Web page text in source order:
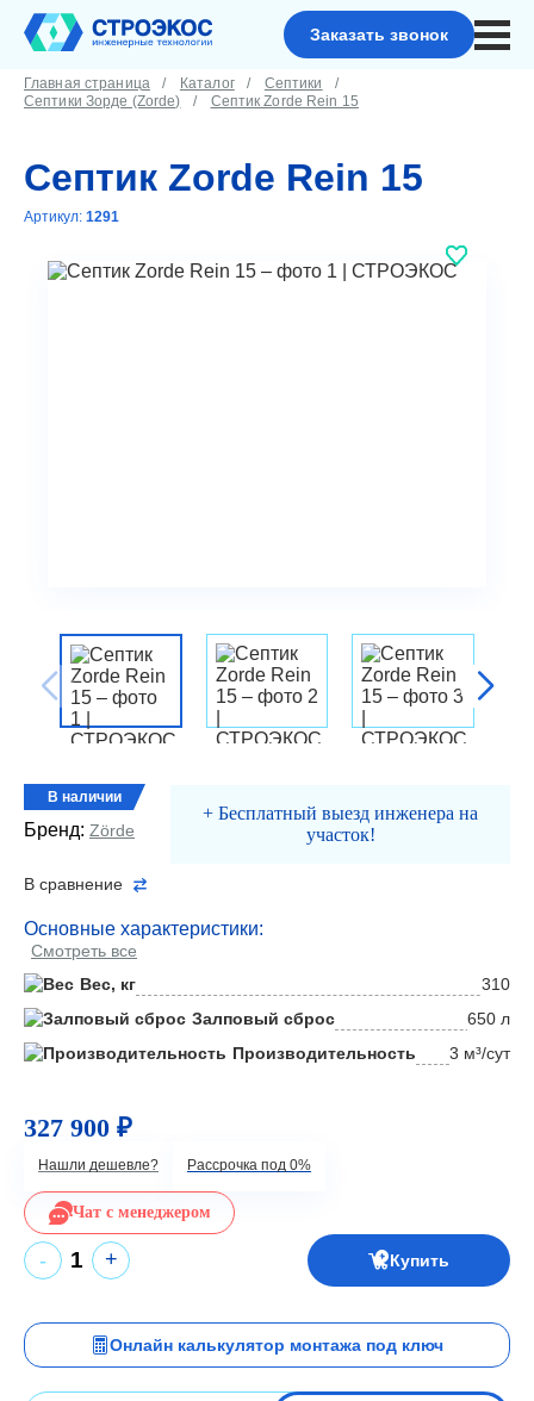
Заказать звонок
Главная страница Каталог
Септики
Септики Зорде (Zorde)
Септик Zorde Rein 15
Септик Zorde Rein 15
Артикул: 1291
В наличии
Бренд: Zörde
+ Бесплатный выезд инженера на
участок!
В сравнение
Основные характеристики:
Смотреть все
Вес, кг
310
Залповый сброс
650 л
Производительность
3 м³/сут
- +
327 900 ₽
Нашли дешевле? Рассрочка под 0%
Чат с менеджером
Купить
Онлайн калькулятор монтажа под ключ